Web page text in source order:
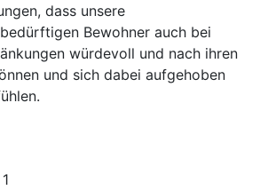
dass unsere
Bewohner auch bei
würdevoll und nach ihren
und sich dabei aufgehoben